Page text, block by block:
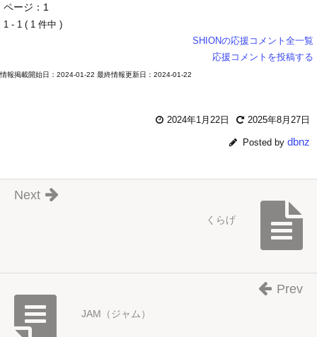
ページ：1
1 - 1 ( 1 件中 )
SHIONの応援コメント全一覧
応援コメントを投稿する
情報掲載開始日：2024-01-22 最終情報更新日：2024-01-22
2024年1月22日 2025年8月27日
Posted by dbnz
くらげ
Next
JAM（ジャム）
Prev